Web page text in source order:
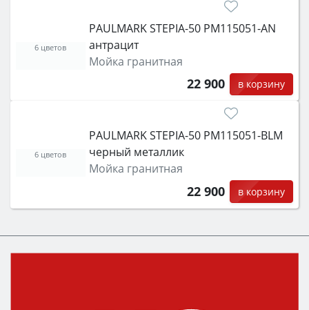
PAULMARK STEPIA-50 PM115051-AN
антрацит
Мойка гранитная
22 900 в корзину
6 цветов
PAULMARK STEPIA-50 PM115051-BLM
черный металлик
Мойка гранитная
22 900 в корзину
6 цветов